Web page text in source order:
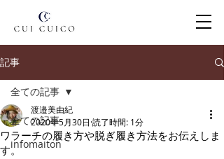
記事
全ての記事
infomaiton
全ての記事
ワラーチの履き方や脱ぎ履き方法をお伝えしま
す。
渡邉美由紀
2020年5月30日 読了時間: 1分